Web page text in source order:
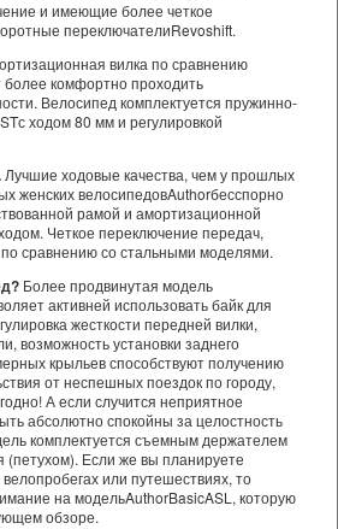
и имеющие более четкое
переключателиRevoshift.
вилка по сравнению
более комфортно проходить
Велосипед комплектуется пружинно-
с ходом 80 мм и регулировкой
Лучшие ходовые качества, чем у прошлых
женских велосипедовAuthorбесспорно
рамой и амортизационной
Четкое переключение передач,
по сравнению со стальными моделями.
Более продвинутая модель
активней использовать байк для
жесткости передней вилки,
возможность установки заднего
крыльев способствуют получению
от неспешных поездок по городу,
А если случится неприятное
абсолютно спокойны за целостность
комплектуется съемным держателем
(петухом). Если же вы планируете
велопробегах или путешествиях, то
на модельAuthorBasicASL, которую
обзоре.